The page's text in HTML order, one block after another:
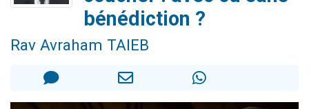
6 personnes viennent de faire un don pour 5 enfants déjà orphelins risquent de perdre leur maman
Il reste 49 places pour étudier en groupe sur Zoom
bénédiction ?
Rav Avraham TAIEB